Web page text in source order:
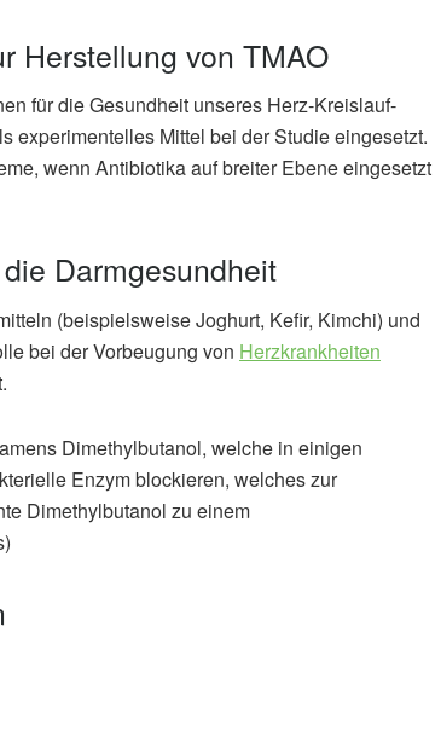
Herstellung von TMAO
für die Gesundheit unseres Herz-Kreislauf-
experimentelles Mittel bei der Studie eingesetzt.
wenn Antibiotika auf breiter Ebene eingesetzt
Darmgesundheit
(beispielsweise Joghurt, Kefir, Kimchi) und
bei der Vorbeugung von Herzkrankheiten
Dimethylbutanol, welche in einigen
Enzym blockieren, welches zur
Dimethylbutanol zu einem